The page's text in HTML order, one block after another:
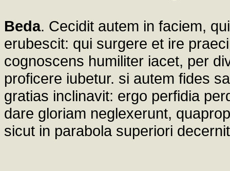
Beda. Cecidit autem in faciem,
erubescit: qui surgere et ire
cognoscens humiliter iacet, per
proficere iubetur. si autem fides
gratias inclinavit: ergo perfidia
dare gloriam neglexerunt,
sicut in parabola superiori